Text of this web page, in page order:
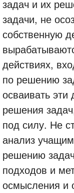
задач и их
задачи, не
собственную
действиях,
по решению
осваивать
решения
под силу. Не
анализ
решению
подходов и
осмысления и